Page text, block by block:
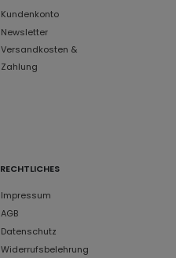
Kundenkonto
Newsletter
Versandkosten &
Zahlung
RECHTLICHES
Impressum
AGB
Datenschutz
Widerrufsbelehrung